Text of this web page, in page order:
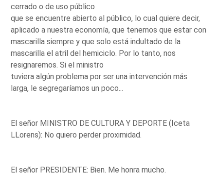
cerrado o de uso público
que se encuentre abierto al público, lo cual quiere decir,
aplicado a nuestra economía, que tenemos que estar con
mascarilla siempre y que solo está indultado de la
mascarilla el atril del hemiciclo. Por lo tanto, nos
resignaremos. Si el ministro
tuviera algún problema por ser una intervención más
larga, le segregaríamos un poco...
El señor MINISTRO DE CULTURA Y DEPORTE (Iceta
LLorens): No quiero perder proximidad.
El señor PRESIDENTE: Bien. Me honra mucho.